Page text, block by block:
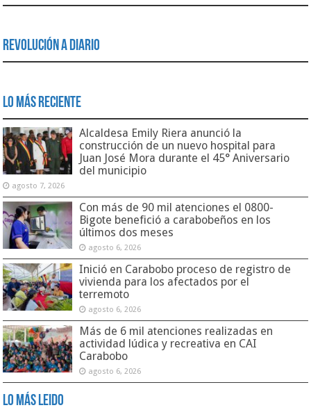
Revolución a Diario
Lo Más Reciente
Alcaldesa Emily Riera anunció la
construcción de un nuevo hospital para
Juan José Mora durante el 45° Aniversario
del municipio
agosto 7, 2026
Con más de 90 mil atenciones el 0800-
Bigote benefició a carabobeños en los
últimos dos meses
agosto 6, 2026
Inició en Carabobo proceso de registro de
vivienda para los afectados por el
terremoto
agosto 6, 2026
Más de 6 mil atenciones realizadas en
actividad lúdica y recreativa en CAI
Carabobo
agosto 6, 2026
Lo Más Leido